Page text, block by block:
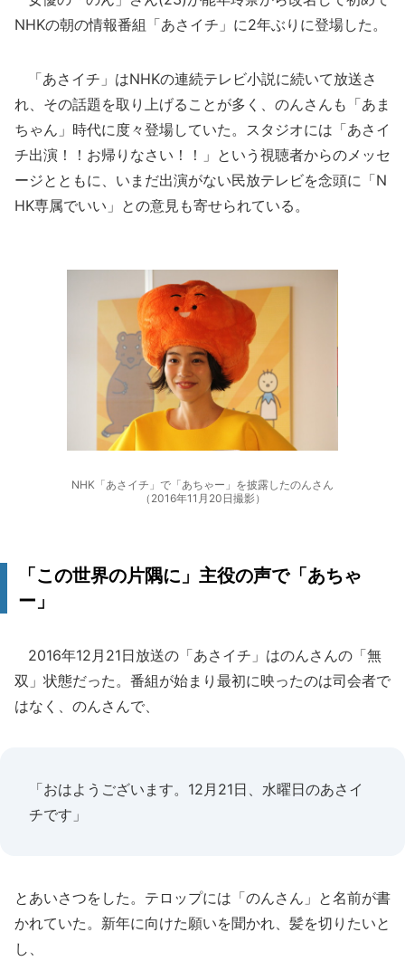
NHKの朝の情報番組「あさイチ」に2年ぶりに登場した。
「あさイチ」はNHKの連続テレビ小説に続いて放送さ
れ、その話題を取り上げることが多く、のんさんも「あま
ちゃん」時代に度々登場していた。スタジオには「あさイ
チ出演！！お帰りなさい！！」という視聴者からのメッセ
ージとともに、いまだ出演がない民放テレビを念頭に「N
HK専属でいい」との意見も寄せられている。
NHK「あさイチ」で「あちゃー」を披露したのんさん
（2016年11月20日撮影）
「この世界の片隅に」主役の声で「あちゃ
ー」
2016年12月21日放送の「あさイチ」はのんさんの「無
双」状態だった。番組が始まり最初に映ったのは司会者で
はなく、のんさんで、
「おはようございます。12月21日、水曜日のあさイ
チです」
とあいさつをした。テロップには「のんさん」と名前が書
かれていた。新年に向けた願いを聞かれ、髪を切りたいと
し、